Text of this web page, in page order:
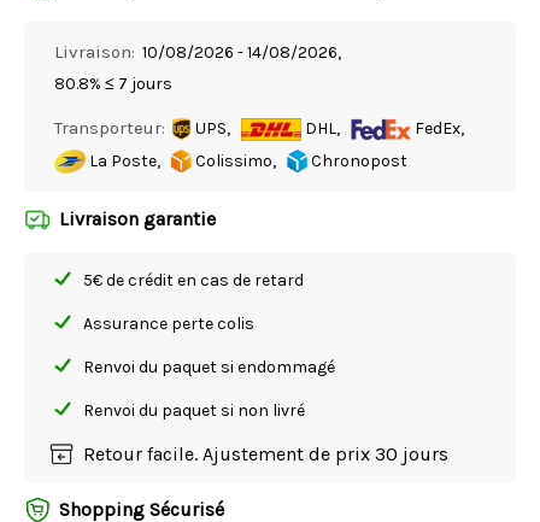
Livraison: 10/08/2026 - 14/08/2026,
80.8% ≤ 7 jours
Transporteur: UPS, DHL,
FedEx,
La Poste,
Colissimo, Chronopost
Livraison garantie
5€ de crédit en cas de retard
Assurance perte colis
Renvoi du paquet si endommagé
Renvoi du paquet si non livré
Retour facile. Ajustement de prix 30 jours
Shopping Sécurisé